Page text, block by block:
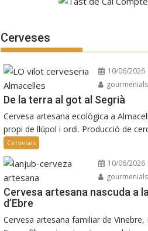
Cerveses
10/06/2026
gourmenials
De la terra al got al Segrià
Cervesa artesana ecològica a
propi de llúpol i ordi. Producció de
Cerveses
10/06/2026
gourmenials
Cervesa artesana nascuda a
d’Ebre
Cervesa artesana familiar de Vinebre,